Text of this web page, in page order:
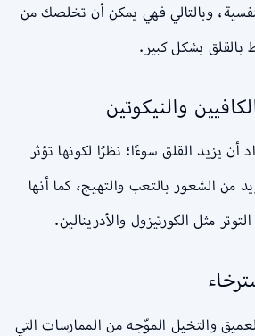
وبالتالي فهي يمكن أن تخلصك من
بالقلق بشكل كبير.
والنيكوتين
يزيد القلق سوءًا؛ نظرًا لكونها تؤثر
من الشعور بالتعب والتهيج، كما أنها
مثل الكورتيزول والأدرينالين.
والتخيل الموّجه من الممارسات التي